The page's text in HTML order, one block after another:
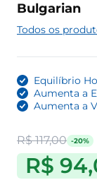
Bulgarian
Todos os
Equilíbrio
Aumenta a
Aumenta a
R$ 117,00 -20%
R$